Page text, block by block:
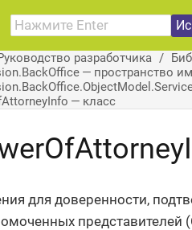
разработчика
— пространство
— класс
для доверенности,
представителей